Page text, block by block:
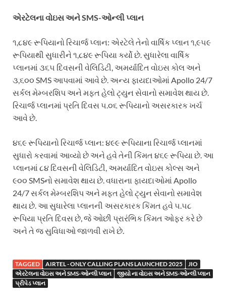
એરટેલના વોઇસ અને SMS-ઓન્લી પ્લાન
૧,૮૪૯ રૂપિયાનો રિચાર્જ પ્લાન: એરટેલે તેનો વાર્ષિક પ્લાન ૧,૯૫૯
રૂપિયાથી સુધારીને ૧,૮૪૯ રૂપિયા કર્યો છે. સુધારેલા વાર્ષિક
પ્લાનમાં ૩૬૫ દિવસની વેલિડિટી, અમર્યાદિત વોઇસ કોલ અને
૩,૬૦૦ SMS આપવામાં આવે છે. અન્ય ફાયદાઓમાં Apollo 24/7
સર્કલ મેમ્બરશિપ અને મફત હેલો ટ્યુન સેવાનો સમાવેશ થાય છે.
રિચાર્જ પ્લાનમાં પ્રતિ દિવસ ૫.૦૬ રૂપિયાનો અસરકારક ખર્ચ
આવે છે.
૪૬૯ રૂપિયાનો રિચાર્જ પ્લાન: ૪૯૯ રૂપિયાના રિચાર્જ પ્લાનમાં
સુધારો કરવામાં આવ્યો છે અને હવે તેની કિંમત ૪૬૯ રૂપિયા છે. આ
પ્લાનમાં ૮૪ દિવસની વેલિડિટી, અમર્યાદિત વોઇસ કોલ્સ અને
૯૦૦ SMSનો સમાવેશ થાય છે. વધારાના ફાયદાઓમાં Apollo
24/7 સર્કલ મેમ્બરશિપ અને મફત હેલો ટ્યુન સેવાનો સમાવેશ
થાય છે. આ સુધારેલા પ્લાનની અસરકારક કિંમત હવે ૫.૫૮
રૂપિયા પ્રતિ દિવસ છે, જે ઓછી પ્રારંભિક કિંમત ઓફર કરે છે
અને તે જ સુવિધાઓ જાળવી રાખે છે.
TAGGED AIRTEL - ONLY CALLING PLANS LAUNCHED 2025
JIO
એરટેલના વોઇસ અને SMS-ઓન્લી પ્લાન
જીયો ના વોઇસ અને SMS-ઓન્લી પ્લાન
પ્રીપેડ પ્લાન